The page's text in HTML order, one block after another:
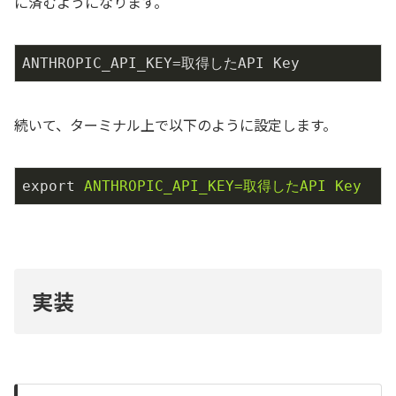
ANTHROPIC_API_KEY=取得したAPI Key
続いて、ターミナル上で以下のように設定します。
export ANTHROPIC_API_KEY=取得したAPI Key
実装